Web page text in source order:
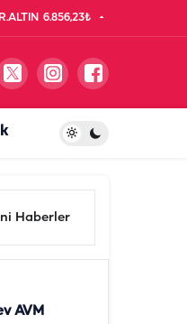
6.856,23₺
Haberler
AVM